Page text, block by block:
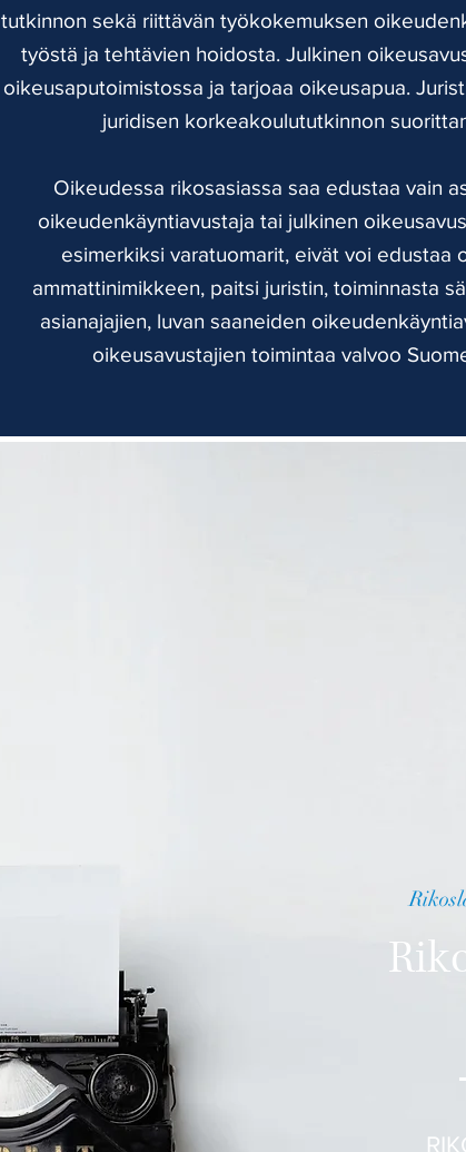
tutkinnon sekä riittävän työkokemuksen
työstä ja tehtävien hoidosta. Julkinen
oikeusaputoimistossa ja tarjoaa oikeusapua.
juridisen korkeakoulututkinnon
Oikeudessa rikosasiassa saa edustaa vain
oikeudenkäyntiavustaja tai julkinen
esimerkiksi varatuomarit, eivät voi edustaa
ammattinimikkeen, paitsi juristin, toiminnasta
asianajajien, luvan saaneiden
oikeusavustajien toimintaa valvoo